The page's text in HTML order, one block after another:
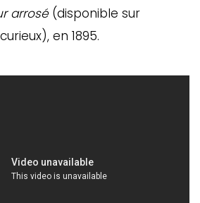
arrosé(disponible sur
en 1895.